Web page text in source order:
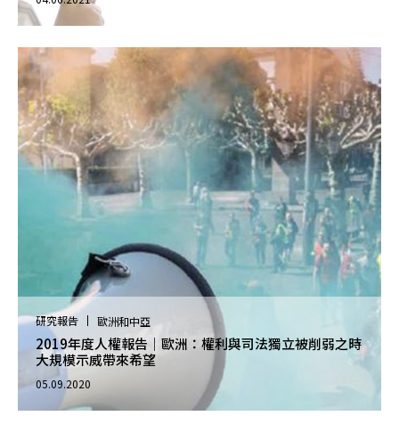
研究報告 歐洲和中亞
2019年度人權報告｜歐洲：權利與司法獨立被削弱之時
大規模示威帶來希望
05.09.2020